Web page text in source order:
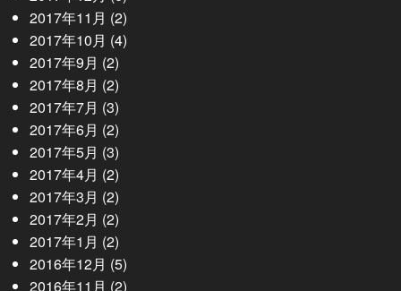
2017年11月 (2)
2017年10月 (4)
2017年9月 (2)
2017年8月 (2)
2017年7月 (3)
2017年6月 (2)
2017年5月 (3)
2017年4月 (2)
2017年3月 (2)
2017年2月 (2)
2017年1月 (2)
2016年12月 (5)
2016年11月 (2)